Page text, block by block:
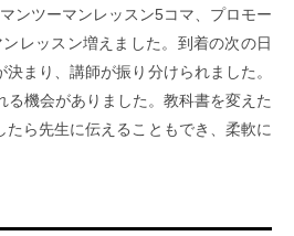
ンツーマンレッスン5コマ、プロモー
レッスン増えました。到着の次の日
まり、講師が振り分けられました。
る機会がありました。教科書を変えた
ら先生に伝えることもでき、柔軟に